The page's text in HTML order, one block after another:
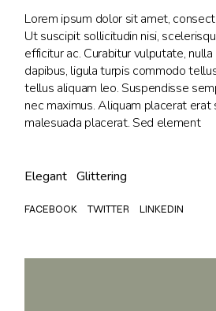
Lorem ipsum dolor sit amet,
Ut suscipit sollicitudin nisi,
efficitur ac. Curabitur vulputate, nulla
dapibus, ligula turpis commodo
tellus aliquam leo. Suspendisse
nec maximus. Aliquam placerat
malesuada placerat. Sed element
Elegant Glittering
FACEBOOK TWITTER LINKEDIN